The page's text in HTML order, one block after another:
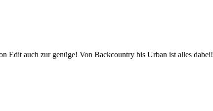
Edit auch zur genüge! Von Backcountry bis Urban ist alles dabei!